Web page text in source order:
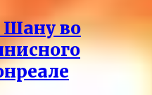
Шану во